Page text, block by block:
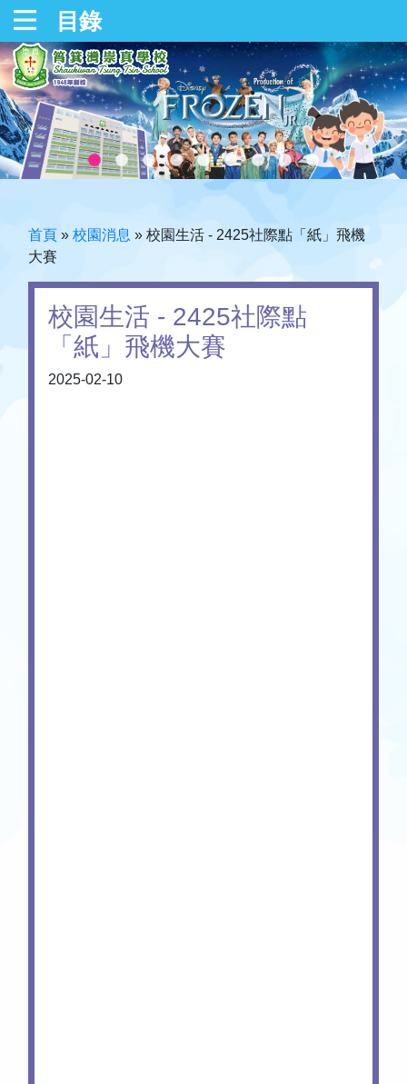
目錄
首頁 » 校園消息 » 校園生活 - 2425社際點「紙」飛機
大賽
校園生活 - 2425社際點
「紙」飛機大賽
2025-02-10